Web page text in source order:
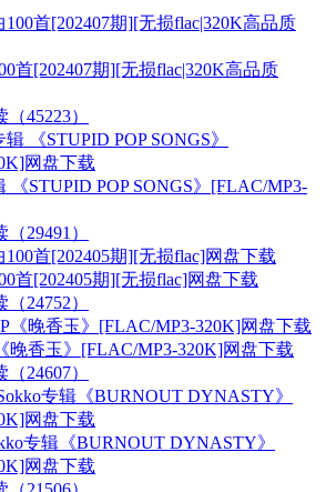
首[202407期][无损flac|320K高品质
（45223）
《STUPID POP SONGS》[FLAC/MP3-
（29491）
首[202405期][无损flac]网盘下载
（24752）
晚香玉》[FLAC/MP3-320K]网盘下载
（24607）
专辑《BURNOUT DYNASTY》
网盘下载